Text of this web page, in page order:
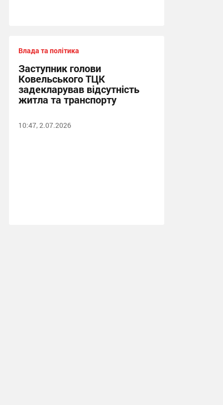
Влада та політика
Заступник голови
Ковельського ТЦК
задекларував відсутність
житла та транспорту
10:47, 2.07.2026